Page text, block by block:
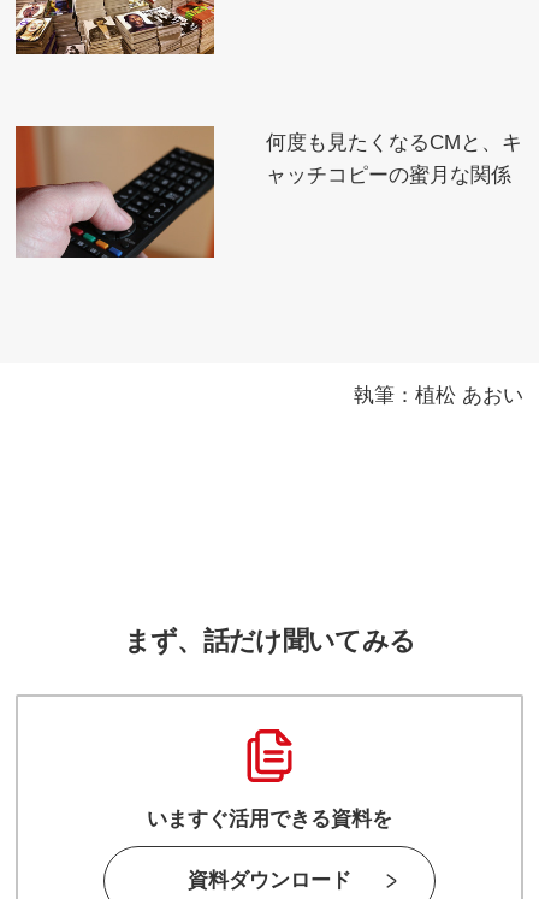
何度も見たくなるCMと、キ
ャッチコピーの蜜月な関係
執筆：植松 あおい
まず、話だけ聞いてみる
いますぐ活用できる資料を
資料ダウンロード